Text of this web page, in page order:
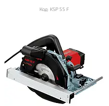
KSP 55 F